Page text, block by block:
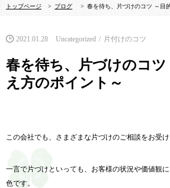
トップページ > ブログ > 春を待ち、片づけのコツ ～目
2021.01.28 Uncategorized 片付けのコツ
春を待ち、片づけのコツ
え方のポイント～
この会社でも、さまざまな片づけのご相談をお受け
一言で片づけといっても、お客様の状況や価値観
色です。